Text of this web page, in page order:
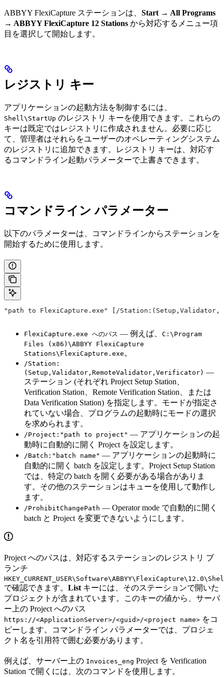
ABBYY FlexiCapture ステーションは、 Start → All Programs
→ ABBYY FlexiCapture 12 Stations から対応するメニュー項
目を選択して開始します。
レジストリ キー
アプリケーションの起動方法を制御するには、
Shell\StartUp のレジストリ キーを使用できます。これらの
キーは既定ではレジストリに作成されません。必要に応じ
て、管理者はそれらをユーザーのオペレーティングシステム
のレジストリに追加できます。レジストリ キーは、対応す
るコマンドライン起動パラメーターで上書きできます。
コマンドライン パラメーター
以下のパラメーターは、コマンドラインからステーションを
開始するために使用します。
"path to FlexiCapture.exe" [/
FlexiCapture.exe へのパス — 例えば、 C:\Program
Files (x86)\ABBYY FlexiCapture
Stations\FlexiCapture.exe 。
/Station:
(Setup,Validator,RemoteValidator,Verificator) —
ステーション (それぞれ Project Setup Station、
Verification Station、Remote Verification Station、または
Data Verification Station) を指定します。モードが指定さ
れていない場合、プログラムの起動時にモードの選択
を求められます。
/Project:"path to project" — アプリケーションの起
動時に自動的に開く Project を設定します。
/Batch:"batch name" — アプリケーションの起動時に
自動的に開く batch を設定します。Project Setup Station
では、特定の batch を開く必要がある場合がありま
す。その他のステーションはキューを使用して動作し
ます。
/ProhibitChangePath — Operator mode で自動的に開く
batch と Project を変更できないようにします。
Project へのパスは、対応するステーションのレジストリ ブ
ランチ
で確認できます。 List キーには、そのステーションで開いた
プロジェクトが含まれています。このキーの値から、サーバ
ー上の Project へのパス
https://<ApplicationServer>/<guid>/<project name> をコ
ピーします。コマンドライン パラメーターでは、プロジェ
クト名を引用符で囲む必要があります。
例えば、サーバー上の Invoices_eng Project を Verification
Station で開くには、次のコマンドを使用します。